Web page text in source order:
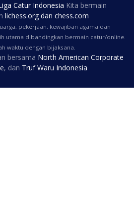
Catur Indonesia Kita bermain
lichess.orgdan chess.com
pekerjaan, kewajiban agama dan
utama dibandingkan bermain catur/online.
waktu dengan bijaksana.
bersama North American Corporate
, dan Truf Waru Indonesia